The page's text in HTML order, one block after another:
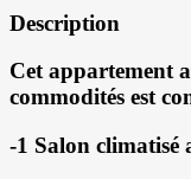
Description
Cet appartement
commodités est
-1 Salon climatisé